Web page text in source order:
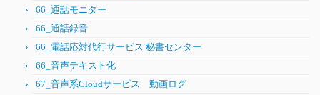
66_通話モニター
66_通話録音
66_電話応対代行サービス 秘書センター
66_音声テキスト化
67_音声系Cloudサービス 動画ログ